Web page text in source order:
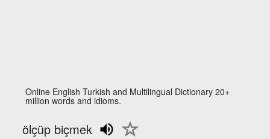
Online English Turkish and Multilingual Dictionary 20+
million words and idioms.
ölçüp biçmek